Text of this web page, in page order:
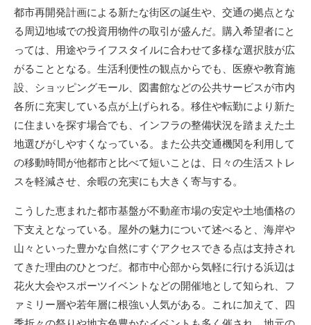
都市再開発計画による新たな街区の誕生や、交通の拠点とな
る周辺地域での投資用物件の取引が盛んだ。購入希望者にと
っては、用途やライフスタイルに合わせて多様な選択肢が広
がることとなる。生活利便性の観点からでも、医療や教育施
設、ショッピングモール、図書館などの公共サービスが市内
各所に充実している点が上げられる。移住や転勤により新た
に住まいを探す場合でも、インフラの整備状況を踏まえた土
地選びがしやすくなっている。また公共交通機関を利用して
の移動時間が他都市と比べて短いことは、日々の生活ストレ
スを軽減させ、余暇の充実にも大きく寄与する。
こうした恵まれた都市基盤が不動産市場の安定や土地価格の
下支えとなっている。屋外の魅力について述べると、海岸や
山々といった豊かな自然にすぐアクセスできる点は支持され
てきた理由のひとつだ。都市中心部から気軽に行ける浜辺は
花火大会やスポーツイベントなどの開催地として知られ、フ
ァミリー層や若年層に根強い人気がある。これに加えて、四